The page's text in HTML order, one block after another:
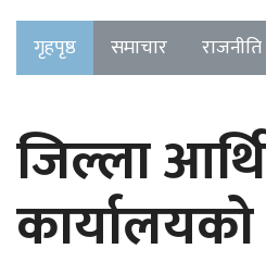
गृहपृष्ठ समाचार राजनीति
जिल्ला